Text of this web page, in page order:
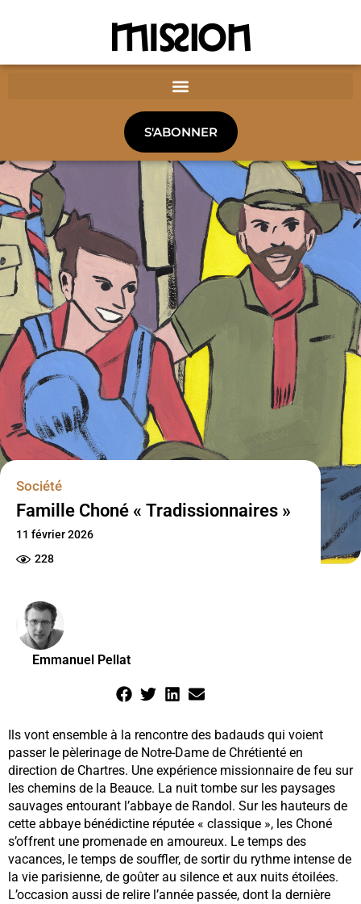
S'ABONNER
Société
Famille Choné « Tradissionnaires »
11 février 2026
228
Emmanuel Pellat
Ils vont ensemble à la rencontre des badauds qui voient
passer le pèlerinage de Notre-Dame de Chrétienté en
direction de Chartres. Une expérience missionnaire de feu sur
les chemins de la Beauce. La nuit tombe sur les paysages
sauvages entourant l’abbaye de Randol. Sur les hauteurs de
cette abbaye bénédictine réputée « classique », les Choné
s’offrent une promenade en amoureux. Le temps des
vacances, le temps de souffler, de sortir du rythme intense de
la vie parisienne, de goûter au silence et aux nuits étoilées.
L’occasion aussi de relire l’année passée, dont la dernière